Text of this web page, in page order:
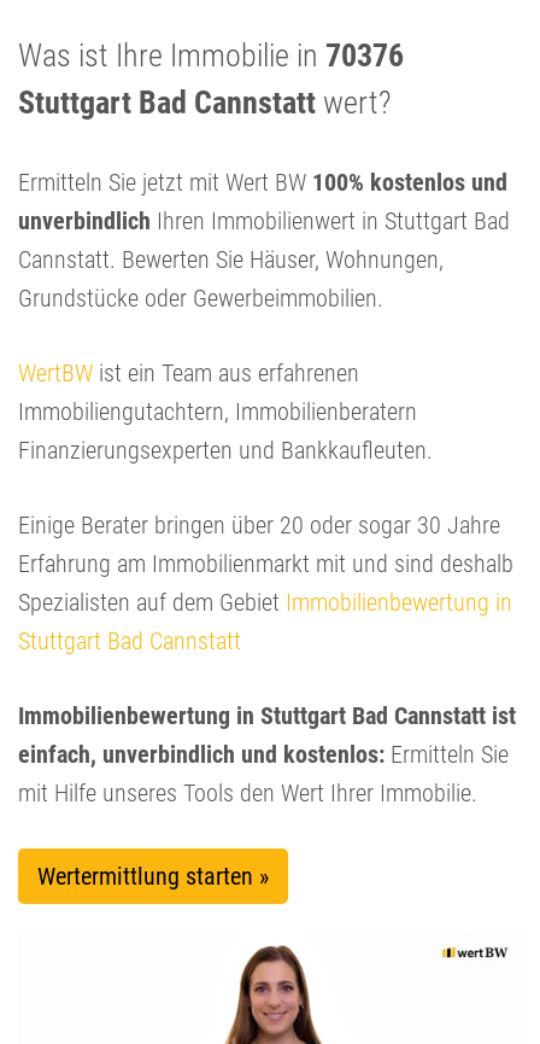
Was ist Ihre Immobilie in 70376
Stuttgart Bad Cannstatt wert?
Ermitteln Sie jetzt mit Wert BW 100% kostenlos und
unverbindlich Ihren Immobilienwert in Stuttgart Bad
Cannstatt. Bewerten Sie Häuser, Wohnungen,
Grundstücke oder Gewerbeimmobilien.
WertBW ist ein Team aus erfahrenen
Immobiliengutachtern, Immobilienberatern
Finanzierungsexperten und Bankkaufleuten.
Einige Berater bringen über 20 oder sogar 30 Jahre
Erfahrung am Immobilienmarkt mit und sind deshalb
Spezialisten auf dem Gebiet Immobilienbewertung in
Stuttgart Bad Cannstatt
Immobilienbewertung in Stuttgart Bad Cannstatt ist
einfach, unverbindlich und kostenlos: Ermitteln Sie
mit Hilfe unseres Tools den Wert Ihrer Immobilie.
Wertermittlung starten »